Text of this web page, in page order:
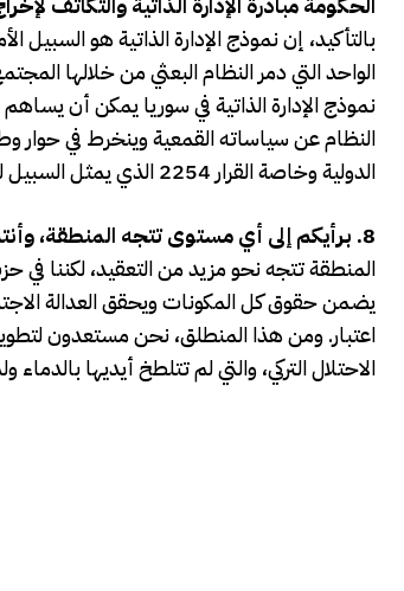
بالتأكيد، إن نموذج الإدارة الذاتية هو
الواحد التي دمر النظام البعثي من خلالها
نموذج الإدارة الذاتية في سوريا يمكن أن
النظام عن سياساته القمعية وينخرط في حوار
الدولية وخاصة القرار 2254 الذي يمثل السبيل لبناء سوريا جديدة وحرة، وبذلك يمكننا إخراج المحتل التركي وتحقيق وحدة حقيقية في سوريا.
8. برأيكم إلى أي مستوى تتجه المنطقة،
المنطقة تتجه نحو مزيد من التعقيد، لكننا في
يضمن حقوق كل المكونات ويحقق العدالة
اعتبار. ومن هذا المنطلق، نحن مستعدون
الاحتلال التركي، والتي لم تتلطخ أيديها